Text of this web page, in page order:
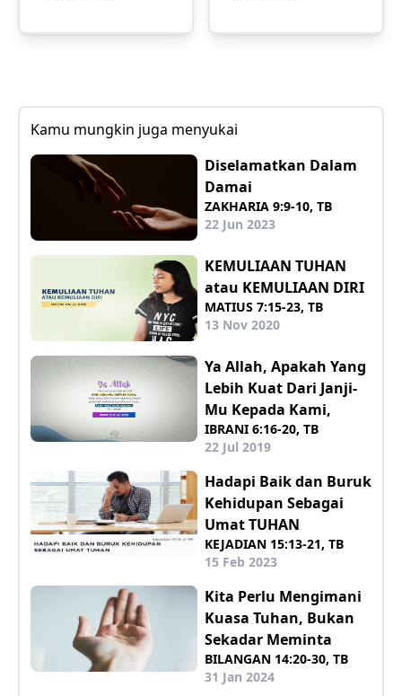
Kamu mungkin juga menyukai
Diselamatkan Dalam
Damai
ZAKHARIA 9:9-10, TB
22 Jun 2023
KEMULIAAN TUHAN
atau KEMULIAAN DIRI
MATIUS 7:15-23, TB
13 Nov 2020
Ya Allah, Apakah Yang
Lebih Kuat Dari Janji-
Mu Kepada Kami,
IBRANI 6:16-20, TB
22 Jul 2019
Hadapi Baik dan Buruk
Kehidupan Sebagai
Umat TUHAN
KEJADIAN 15:13-21, TB
15 Feb 2023
Kita Perlu Mengimani
Kuasa Tuhan, Bukan
Sekadar Meminta
BILANGAN 14:20-30, TB
31 Jan 2024